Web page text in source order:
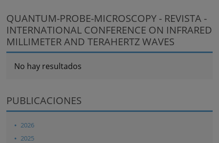
QUANTUM-PROBE-MICROSCOPY - REVISTA -
INTERNATIONAL CONFERENCE ON INFRARED
MILLIMETER AND TERAHERTZ WAVES
No hay resultados
PUBLICACIONES
2026
2025